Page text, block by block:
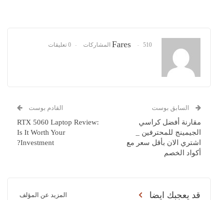
Fares 510 المشاركات 0 تعليقات
السابق بوست
مقارنة أفضل كراسي
الجيمينج للمحترفين _
اشتري الان بأقل سعر مع
أكواد الخصم
القادم بوست
RTX 5060 Laptop Review:
Is It Worth Your
Investment?
قد يعجبك ايضا المزيد عن المؤلف